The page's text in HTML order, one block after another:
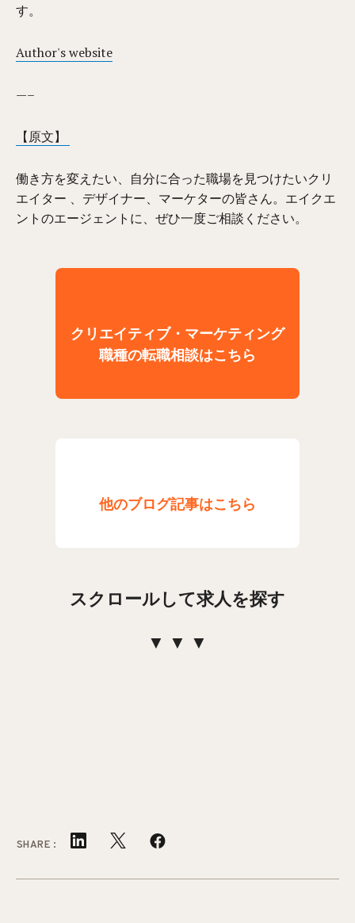
す。
Author's website
—–
【原文】
働き方を変えたい、自分に合った職場を見つけたいクリ
エイター 、デザイナー、マーケターの皆さん。エイクエ
ントのエージェントに、ぜひ一度ご相談ください。
クリエイティブ・マーケティング
職種の転職相談はこちら
他のブログ記事はこちら
スクロールして求人を探す
▼ ▼ ▼
SHARE: